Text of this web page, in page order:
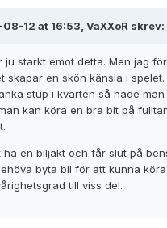
12 at 16:53, VaXXoR skrev:
ju starkt emot detta. Men jag
skapar en skön känsla i spelet.
stup i kvarten så hade man
kan köra en bra bit på
ha en biljakt och får slut på
byta bil för att kunna
till viss del.